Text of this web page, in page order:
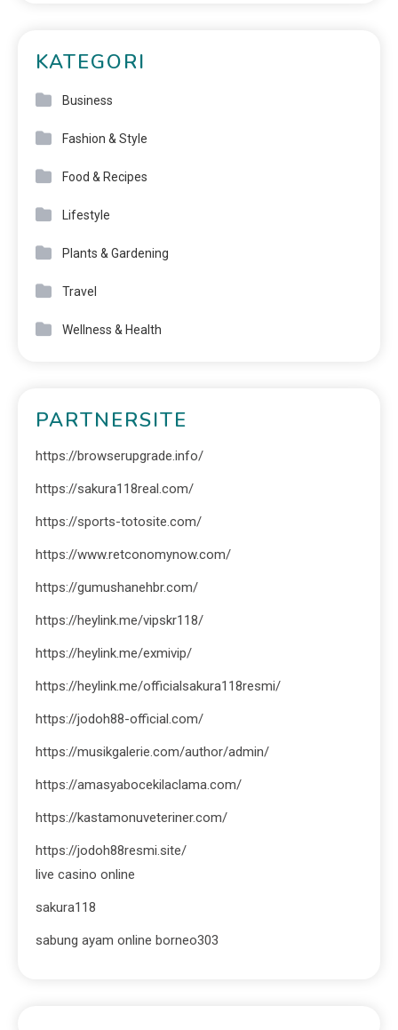
KATEGORI
Business
Fashion & Style
Food & Recipes
Lifestyle
Plants & Gardening
Travel
Wellness & Health
PARTNERSITE
https://browserupgrade.info/
https://sakura118real.com/
https://sports-totosite.com/
https://www.retconomynow.com/
https://gumushanehbr.com/
https://heylink.me/vipskr118/
https://heylink.me/exmivip/
https://heylink.me/officialsakura118resmi/
https://jodoh88-official.com/
https://musikgalerie.com/author/admin/
https://amasyabocekilaclama.com/
https://kastamonuveteriner.com/
https://jodoh88resmi.site/
live casino online
sakura118
sabung ayam online borneo303